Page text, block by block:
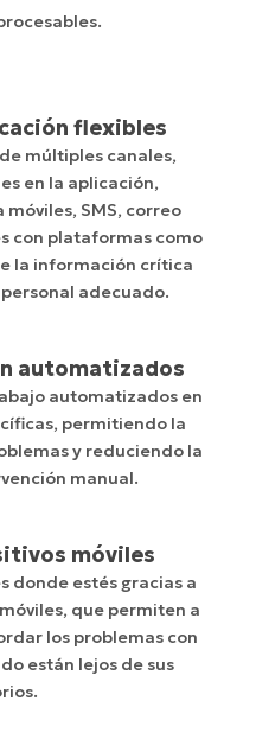
flexibles
múltiples canales,
en la aplicación,
SMS, correo
con plataformas como
la información crítica
adecuado.
automatizados
automatizados en
permitiendo la
y reduciendo la
manual.
móviles
donde estés gracias a
que permiten a
los problemas con
están lejos de sus